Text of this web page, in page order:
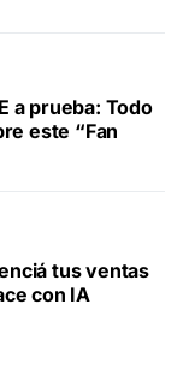
a prueba: Todo
este “Fan
tus ventas
con IA